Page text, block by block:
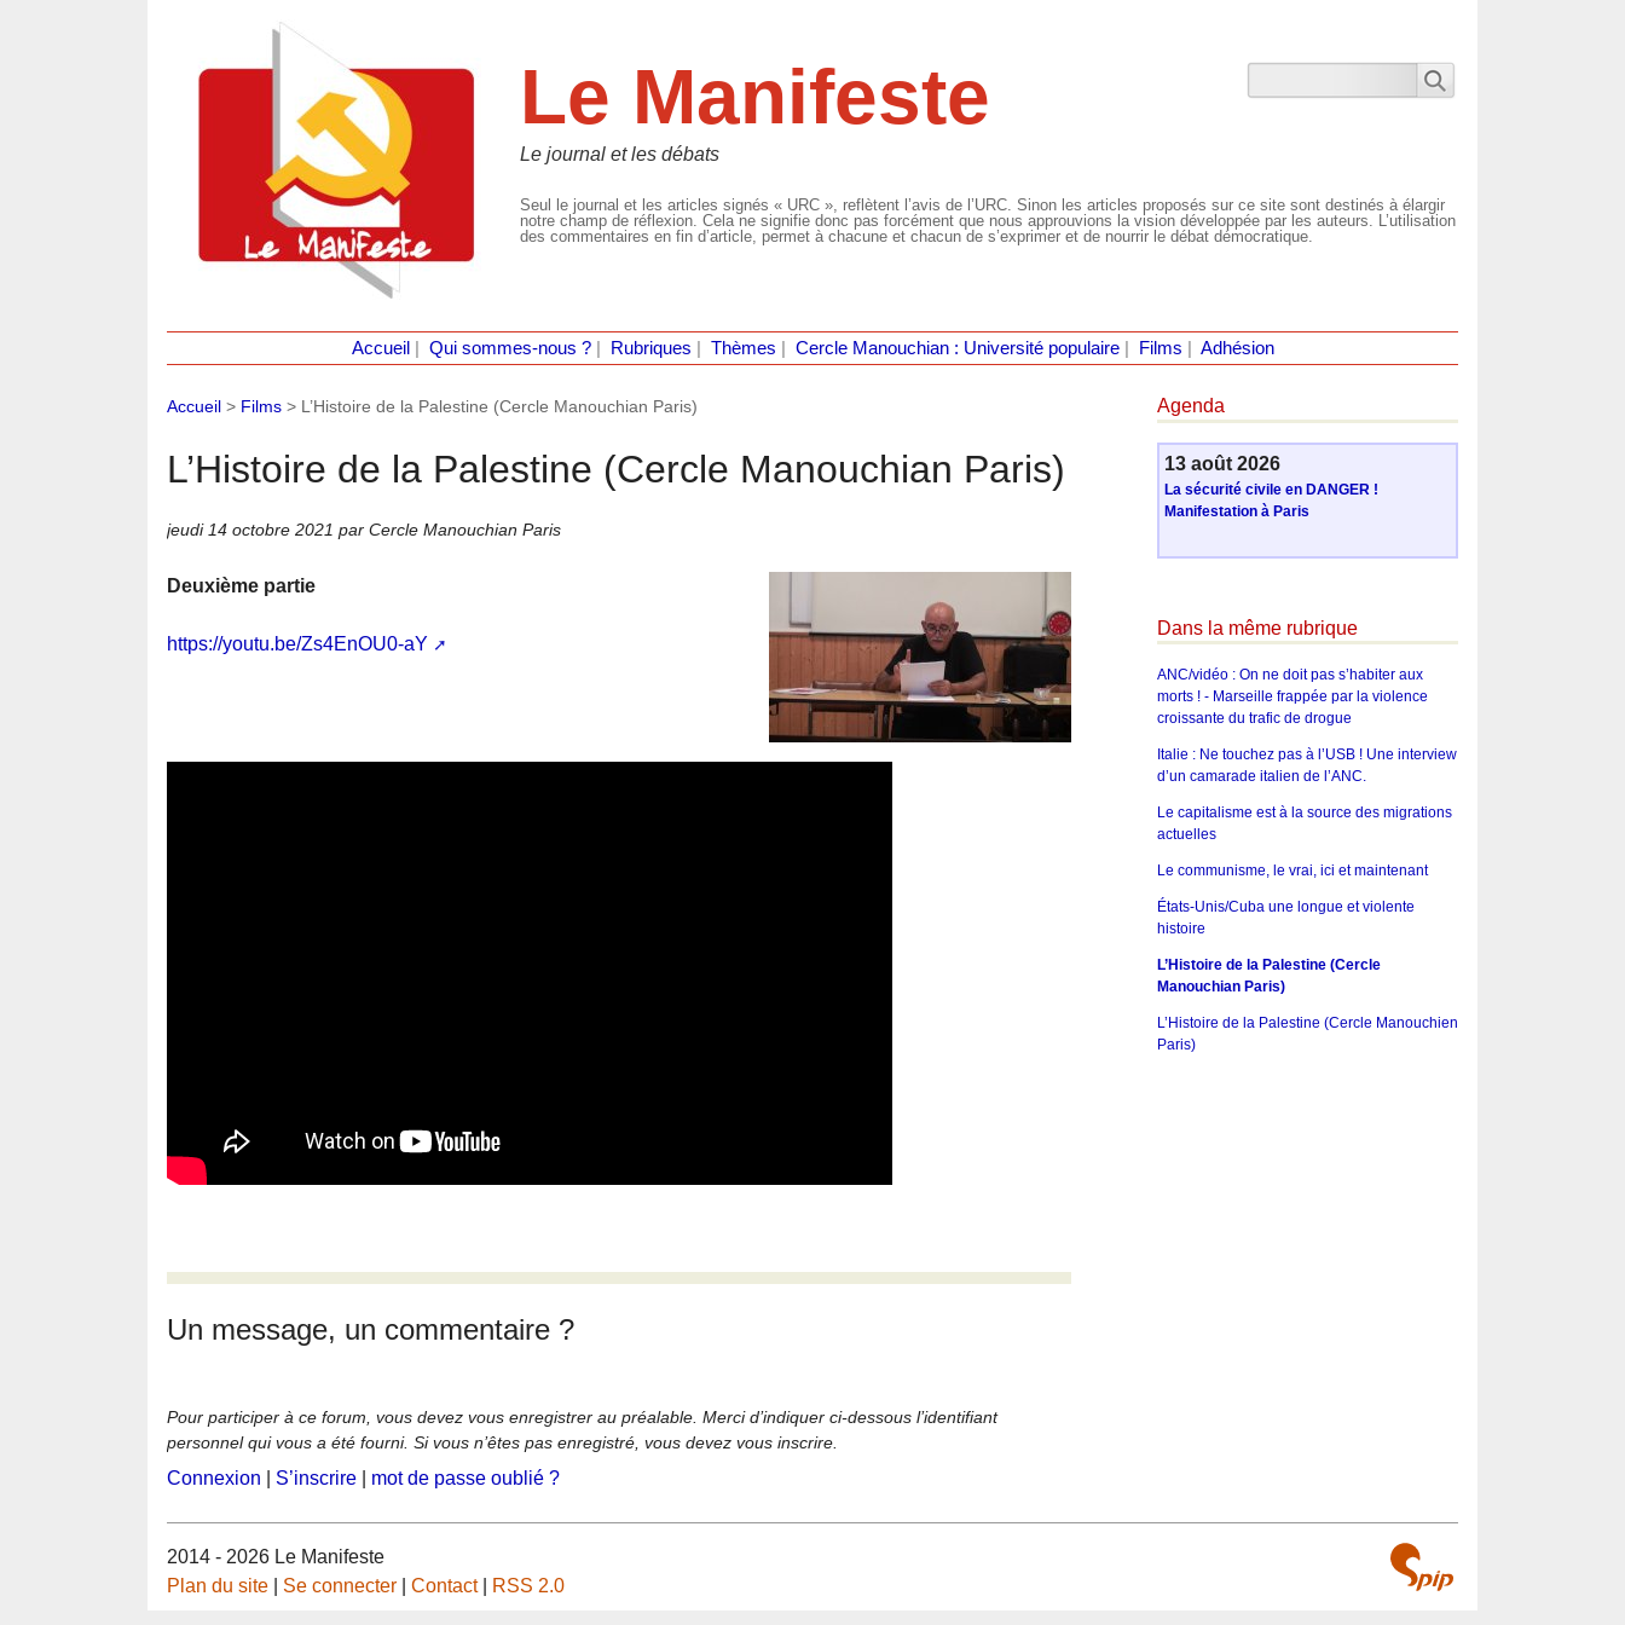
Le Manifeste
Le journal et les débats
Seul le journal et les articles signés « URC », reflètent l’avis de l’URC. Sinon les articles proposés sur ce site sont destinés à élargir
notre champ de réflexion. Cela ne signifie donc pas forcément que nous approuvions la vision développée par les auteurs. L’utilisation
des commentaires en fin d’article, permet à chacune et chacun de s’exprimer et de nourrir le débat démocratique.
Accueil Qui sommes-nous ?| Rubriques Thèmes Cercle Manouchian : Université populaire| Films Adhésion
Accueil > Films > L’Histoire de la Palestine (Cercle Manouchian Paris)
L’Histoire de la Palestine (Cercle Manouchian Paris)
jeudi 14 octobre 2021 par Cercle Manouchian Paris
Deuxième partie
https://youtu.be/Zs4EnOU0-aY
Un message, un commentaire ?
Pour participer à ce forum, vous devez vous enregistrer au préalable. Merci d’indiquer ci-dessous l’identifiant
personnel qui vous a été fourni. Si vous n’êtes pas enregistré, vous devez vous inscrire.
Connexion S’inscrire mot de passe oublié ?
Agenda
13 août 2026
La sécurité civile en DANGER !
Manifestation à Paris
Dans la même rubrique
ANC/vidéo : On ne doit pas s’habiter aux
morts ! - Marseille frappée par la violence
croissante du trafic de drogue
Italie : Ne touchez pas à l’USB ! Une interview
d’un camarade italien de l’ANC.
Le capitalisme est à la source des migrations
actuelles
Le communisme, le vrai, ici et maintenant
États-Unis/Cuba une longue et violente
histoire
L’Histoire de la Palestine (Cercle
Manouchian Paris)
L’Histoire de la Palestine (Cercle Manouchien
Paris)
2014 - 2026 Le Manifeste
Plan du site
Se connecter Contact| RSS 2.0